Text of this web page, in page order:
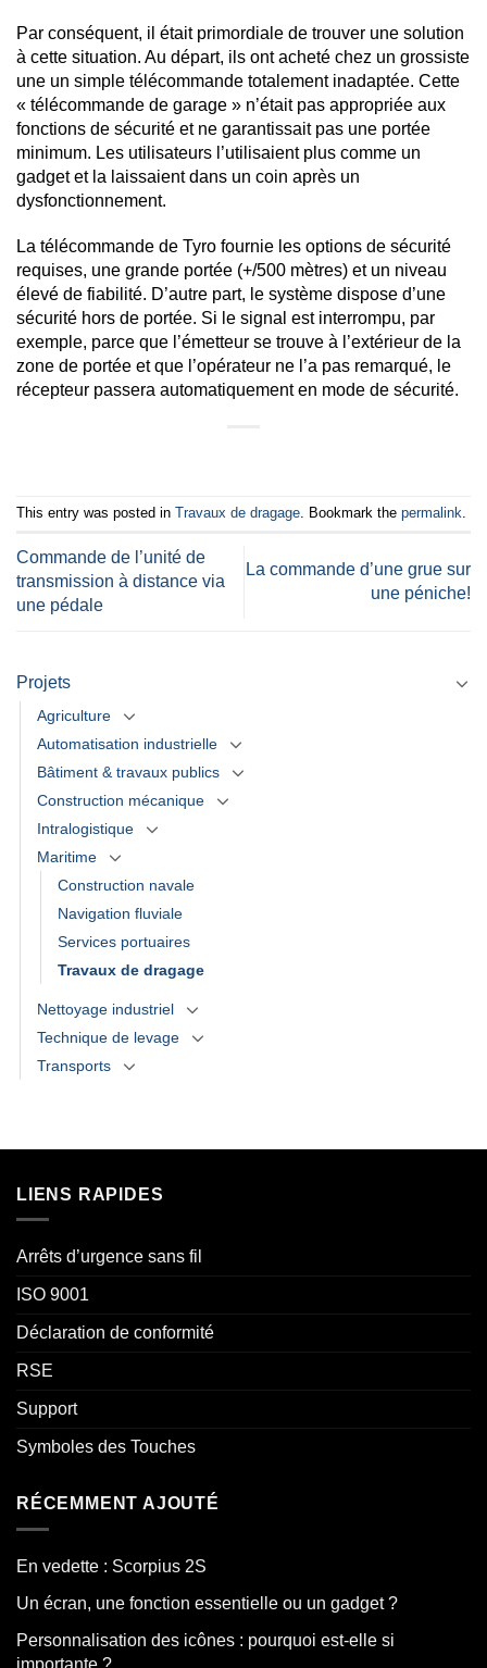
Projets
Agriculture
Automatisation industrielle
Bâtiment & travaux publics
Construction mécanique
Intralogistique
Maritime
Construction navale
Navigation fluviale
Services portuaires
Travaux de dragage
Nettoyage industriel
Technique de levage
Transports
Par conséquent, il était primordiale de trouver une solution
à cette situation. Au départ, ils ont acheté chez un grossiste
une un simple télécommande totalement inadaptée. Cette
« télécommande de garage » n’était pas appropriée aux
fonctions de sécurité et ne garantissait pas une portée
minimum. Les utilisateurs l’utilisaient plus comme un
gadget et la laissaient dans un coin après un
dysfonctionnement.
La télécommande de Tyro fournie les options de sécurité
requises, une grande portée (+/500 mètres) et un niveau
élevé de fiabilité. D’autre part, le système dispose d’une
sécurité hors de portée. Si le signal est interrompu, par
exemple, parce que l’émetteur se trouve à l’extérieur de la
zone de portée et que l’opérateur ne l’a pas remarqué, le
récepteur passera automatiquement en mode de sécurité.
This entry was posted in Travaux de dragage. Bookmark the permalink.
Commande de l’unité de
transmission à distance via
une pédale
La commande d’une grue sur
une péniche!
LIENS RAPIDES
Arrêts d’urgence sans fil
ISO 9001
Déclaration de conformité
RSE
Support
Symboles des Touches
RÉCEMMENT AJOUTÉ
En vedette : Scorpius 2S
Un écran, une fonction essentielle ou un gadget ?
Personnalisation des icônes : pourquoi est-elle si
importante ?